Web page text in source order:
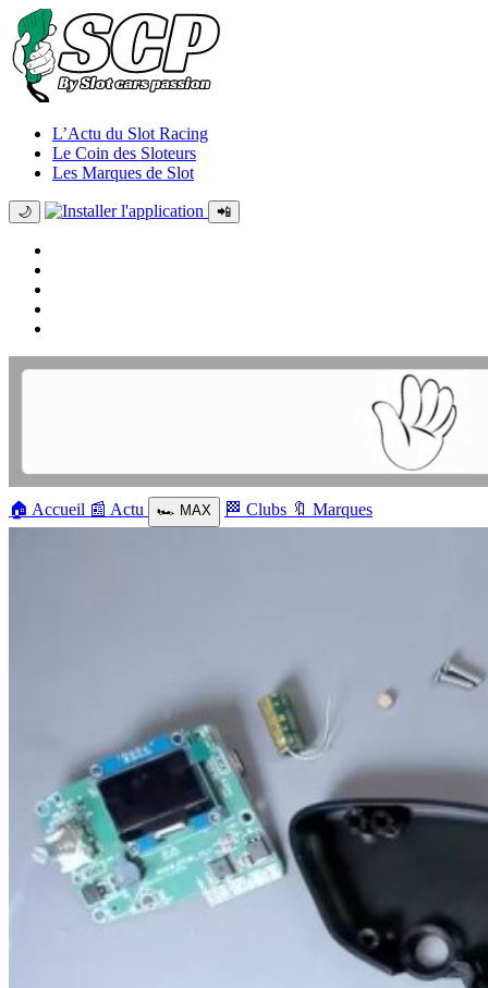
L’Actu du Slot Racing
Le Coin des Sloteurs
Les Marques de Slot
🌙 📲
🏠 Accueil 📰 Actu 🏎️ MAX 🏁 Clubs 🔖 Marques